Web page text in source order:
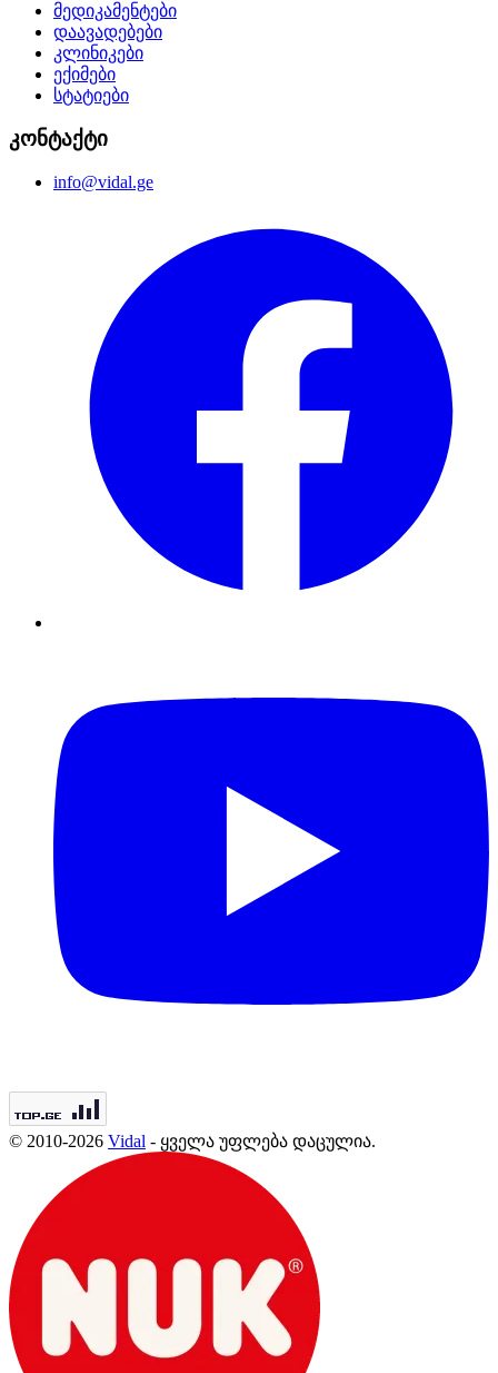
მედიკამენტები
დაავადებები
კლინიკები
ექიმები
სტატიები
კონტაქტი
info@vidal.ge
© 2010-2026 Vidal - ყველა უფლება დაცულია.